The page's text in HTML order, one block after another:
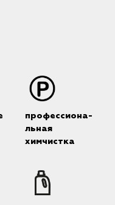
профессиона-
льная
химчистка